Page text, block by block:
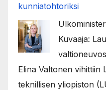
kunniatohtoriksi
Kuvaaja:
Elina Valtonen vihittiin
teknillisen yliopiston